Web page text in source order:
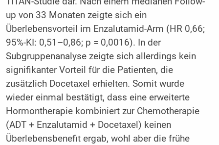
up von 33 Monaten zeigte sich ein
Überlebensvorteil im Enzalutamid-Arm (HR 0,66;
95%-KI: 0,51–0,86; p = 0,0016). In der
Subgruppenanalyse zeigte sich allerdings kein
signifikanter Vorteil für die Patienten, die
zusätzlich Docetaxel erhielten. Somit wurde
wieder einmal bestätigt, dass eine erweiterte
Hormontherapie kombiniert zur Chemotherapie
(ADT + Enzalutamid + Docetaxel) keinen
Überlebensbenefit ergab, wohl aber die frühe